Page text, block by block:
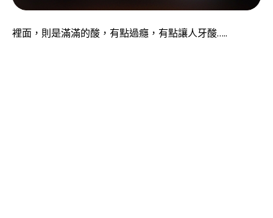
裡面，則是滿滿的酸，有點過癮，有點讓人牙酸…..